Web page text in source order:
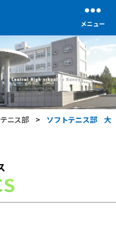
メニュー
ニス部 >
ソフトテニス部 大